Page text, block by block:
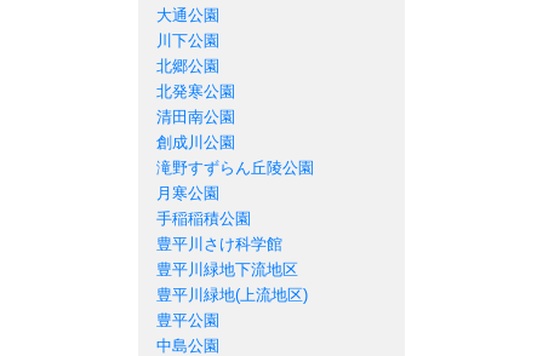
大通公園
川下公園
北郷公園
北発寒公園
清田南公園
創成川公園
滝野すずらん丘陵公園
月寒公園
手稲稲積公園
豊平川さけ科学館
豊平川緑地下流地区
豊平川緑地(上流地区)
豊平公園
中島公園